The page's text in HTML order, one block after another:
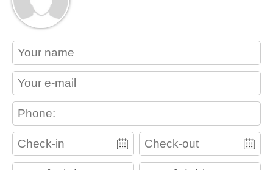
contact_name
contact_email
contact_phone
adults children